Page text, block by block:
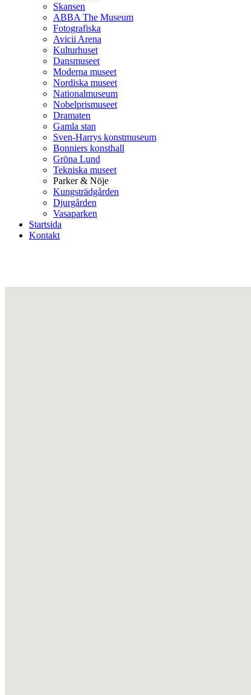
Skansen
ABBA The Museum
Fotografiska
Avicii Arena
Kulturhuset
Dansmuseet
Moderna museet
Nordiska museet
Nationalmuseum
Nobelprismuseet
Dramaten
Gamla stan
Sven-Harrys konstmuseum
Bonniers konsthall
Gröna Lund
Tekniska museet
Parker & Nöje
Kungsträdgården
Djurgården
Vasaparken
Startsida
Kontakt